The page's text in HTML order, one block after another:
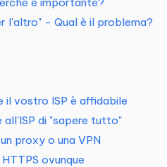
l'altro" - Qual è il problema?
il vostro ISP è affidabile
all'ISP di "sapere tutto"
proxy o una VPN
ovunque